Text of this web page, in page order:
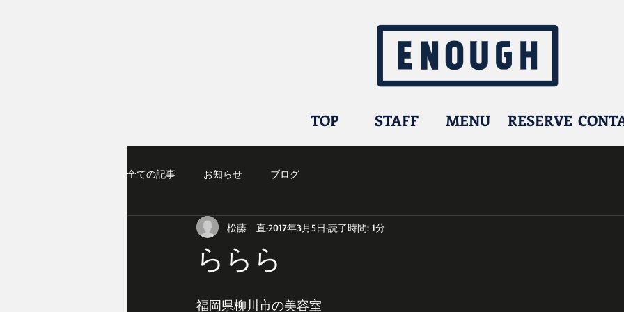
TOP STAFF MENU RESERVE
全ての記事 お知らせ ブログ
ららら
松藤 直 2017年3月5日 読了時間: 1分
福岡県柳川市の美容室